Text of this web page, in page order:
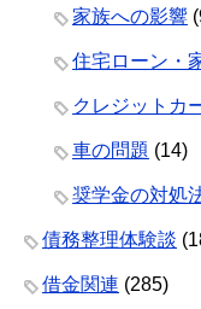
家族への影響
住宅ローン・
クレジットカ
車の問題 (14)
奨学金の対処
債務整理体験談
借金関連 (285)